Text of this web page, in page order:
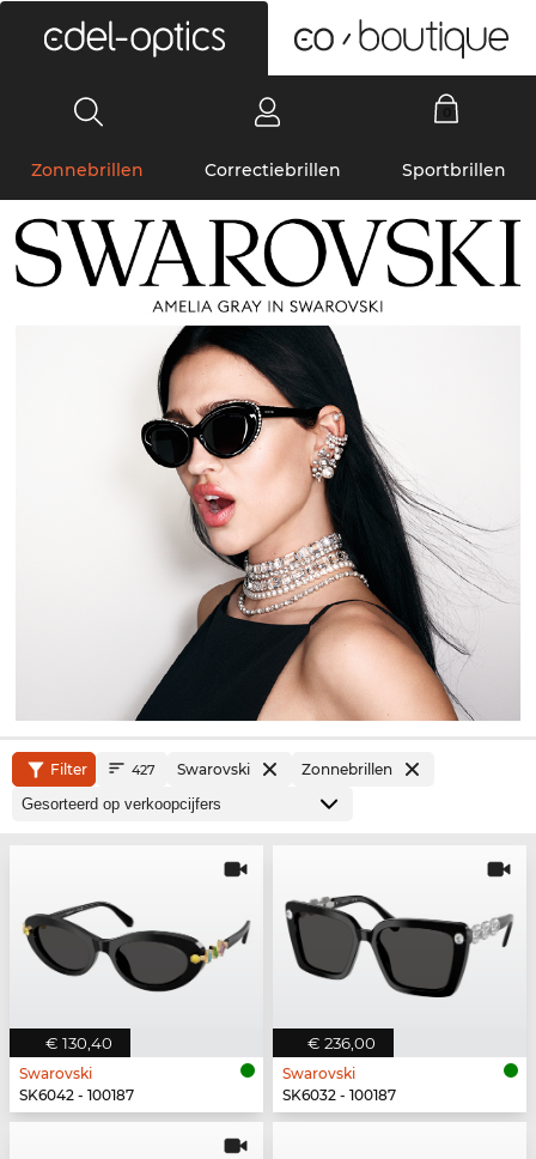
Zonnebrillen Correctiebrillen Sportbrillen
Filter 427 Swarovski Zonnebrillen
€ 130,40
Swarovski
SK6042 - 100187
€ 236,00
Swarovski
SK6032 - 100187